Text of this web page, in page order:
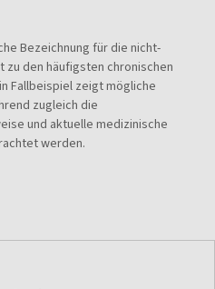
Bezeichnung für die nicht-
den häufigsten chronischen
Fallbeispiel zeigt mögliche
zugleich die
und aktuelle medizinische
werden.